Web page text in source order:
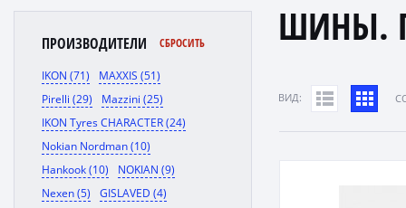
ПРОИЗВОДИТЕЛИ СБРОСИТЬ
IKON (71)
MAXXIS (51)
Pirelli (29)
Mazzini (25)
IKON Tyres CHARACTER (24)
Nokian Nordman (10)
Hankook (10)
NOKIAN (9)
Nexen (5)
GISLAVED (4)
ШИНЫ.
ВИД: